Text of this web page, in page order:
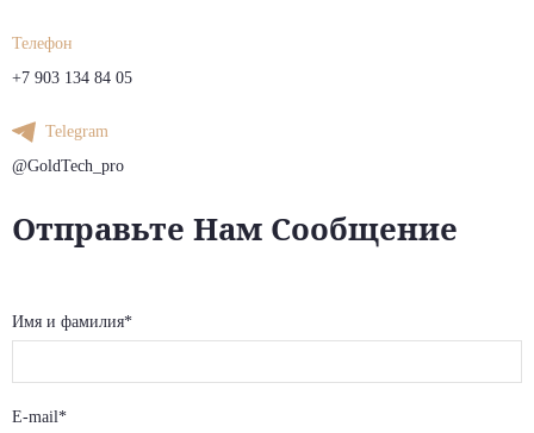
Телефон
+7 903 134 84 05
Telegram
@GoldTech_pro
Отправьте Нам Сообщение
Имя и фамилия*
E-mail*